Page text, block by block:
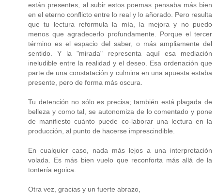
están presentes, al subir estos poemas pensaba más bien
en el eterno conflicto entre lo real y lo añorado. Pero resulta
que tu lectura reformula la mía, la mejora y no puedo
menos que agradecerlo profundamente. Porque el tercer
término es el espacio del saber, o más ampliamente del
sentido. Y la "mirada" representa aquí esa mediación
ineludible entre la realidad y el deseo. Esa ordenación que
parte de una constatación y culmina en una apuesta estaba
presente, pero de forma más oscura.
Tu detención no sólo es precisa; también está plagada de
belleza y como tal, se autonomiza de lo comentado y pone
de manifiesto cuánto puede co-laborar una lectura en la
producción, al punto de hacerse imprescindible.
En cualquier caso, nada más lejos a una interpretación
volada. Es más bien vuelo que reconforta más allá de la
tontería egoica.
Otra vez, gracias y un fuerte abrazo,